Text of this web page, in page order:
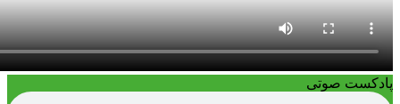
پادکست صوتی